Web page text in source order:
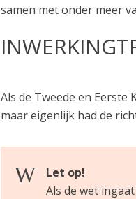
samen met onder meer
Als de Tweede en
maar eigenlijk had de
Let op!
Als de wet